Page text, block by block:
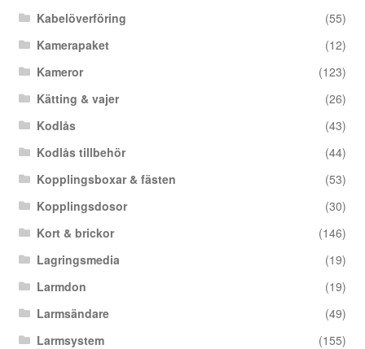
Kabelöverföring
(55)
Kamerapaket
(12)
Kameror
(123)
Kätting & vajer
(26)
Kodlås
(43)
Kodlås tillbehör
(44)
Kopplingsboxar & fästen
(53)
Kopplingsdosor
(30)
Kort & brickor
(146)
Lagringsmedia
(19)
Larmdon
(19)
Larmsändare
(49)
Larmsystem
(155)